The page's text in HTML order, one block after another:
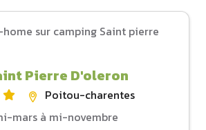
Pierre D'oleron
Poitou-charentes
mars à mi-novembre